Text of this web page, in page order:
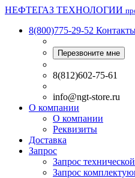
НЕФТЕГАЗ ТЕХНОЛОГИИ
8(800)775-29-52
Перезвоните мне
8(812)602-75-61
info@ngt-store.ru
О компании
О компании
Реквизиты
Доставка
Запрос
Запрос
Запрос